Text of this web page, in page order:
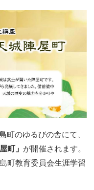
町のゆるびの舎にて、
町」 が開催されます。
町教育委員会生涯学習